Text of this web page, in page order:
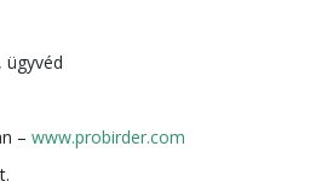
ügyvéd
– www.probirder.com